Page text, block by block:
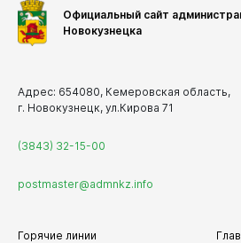
Официальный сайт
Новокузнецка
Адрес: 654080, Кемеровская область,
г. Новокузнецк, ул.Кирова 71
(3843) 32-15-00
postmaster@admnkz.info
Горячие линии